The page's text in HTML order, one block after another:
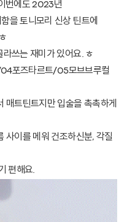
번에도 2023년
을 토니모리 신상 틴트에
쓰는 재미가 있어요. ㅎ
포즈타르트/05모브브루컬
매트틴트지만 입술을 촉촉하게
사이를 메워 건조하신분, 각질
편해요.